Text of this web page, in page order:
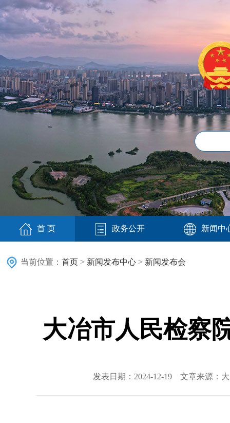
首 页 政务公开 新闻中
当前位置： 首页 > 新闻发布中心 > 新闻发布会
大冶市人民检察
发表日期：2024-12-19 文章来源：